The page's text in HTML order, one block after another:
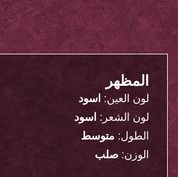
المظهر
لون العين: اسود
لون الشعر: اسود
الطول: متوسط
الوزن: صلب